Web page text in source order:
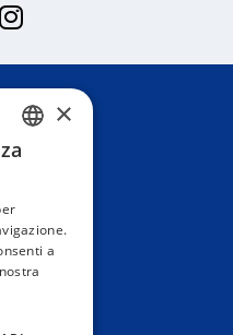
SPANISH
ENGLISH
ITALIAN
×
a